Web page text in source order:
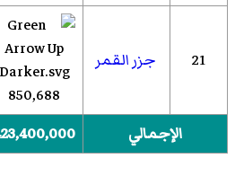
21
جزر القمر
850,688
الإجمالي